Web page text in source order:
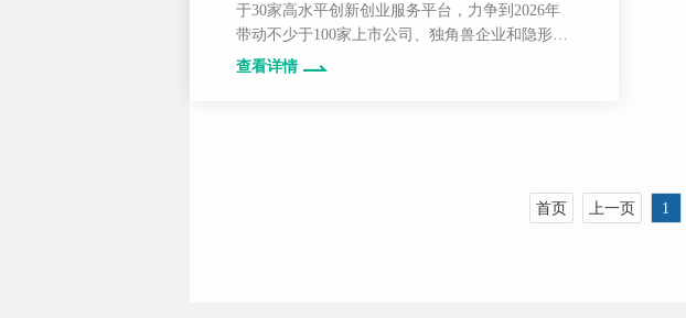
于30家高水平创新创业服务平台，力争到2026年
带动不少于100家上市公司、独角兽企业和隐形冠
军企业，辐射不少于5万家初创科技企业，形成若
北京国际科技创新中心建设和海淀区构建新质生
查看详情
首页 上一页 1